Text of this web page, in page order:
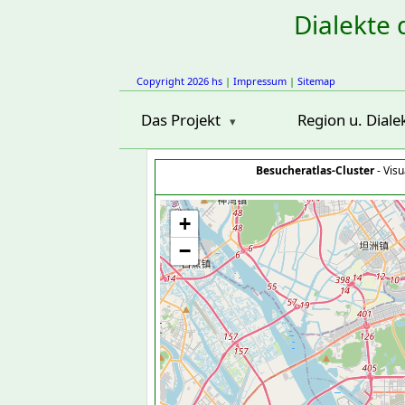
Dialekte
Copyright 2026 hs | Impressum | Sitemap
Das Projekt Region u.
Besucheratlas-Cluster-
+
−